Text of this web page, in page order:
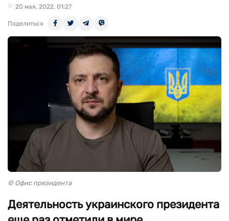
20 мая, 2022, 01:27
Поделиться
© Офис президента
Деятельность украинского президента